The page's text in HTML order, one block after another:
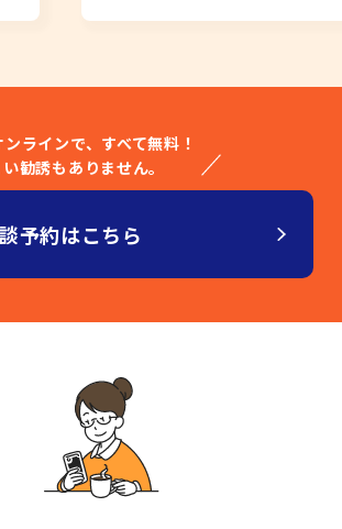
ラインで、すべて無料！
勧誘もありません。
予約はこちら